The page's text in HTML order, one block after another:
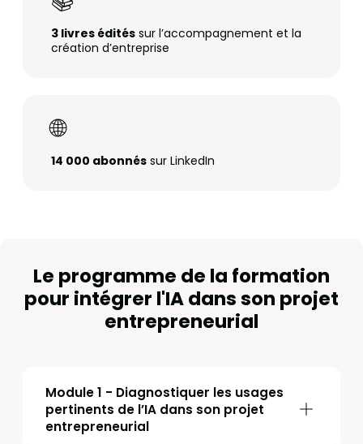
3 livres édités sur l’accompagnement et la
création d’entreprise
🌐
14 000 abonnés sur LinkedIn
Le programme de la formation
pour intégrer l'IA dans son projet
entrepreneurial
Module 1 - Diagnostiquer les usages
pertinents de l’IA dans son projet
entrepreneurial